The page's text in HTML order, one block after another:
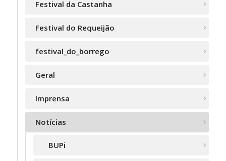
Festival da Castanha
Festival do Requeijão
festival_do_borrego
Geral
Imprensa
Notícias
BUPi